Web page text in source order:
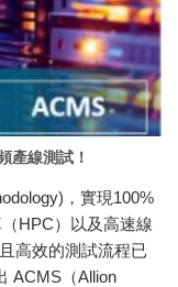
產線測試！
，實現100%
HPC）以及高速線
高效的測試流程已
ACMS（Allion